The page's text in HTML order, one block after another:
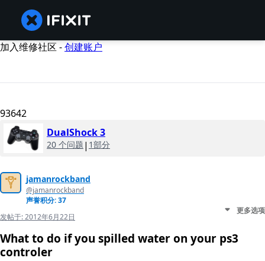
加入维修社区 -创建账户
93642
DualShock 3
20 个问题 | 1部分
jamanrockband
@jamanrockband
声誉积分: 37
发帖于:2012年6月22日
更多选项
What to do if you spilled water on your ps3
controler